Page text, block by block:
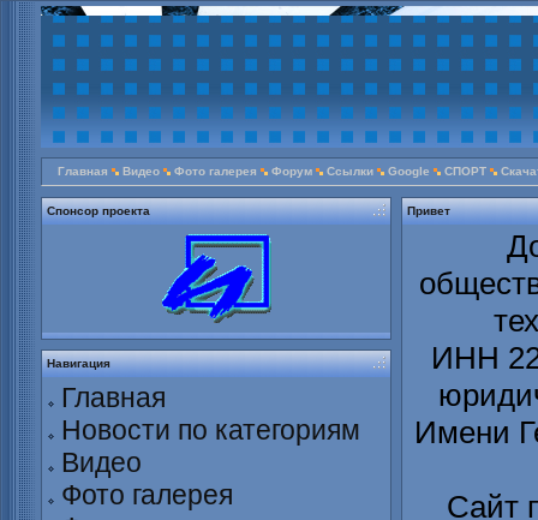
Главная Видео Фото галерея Форум Ссылки Google СПОРТ
Спонсор проекта
Навигация
Главная
Новости по категориям
Видео
Фото галерея
Привет
ИНН
Имени
Сайт